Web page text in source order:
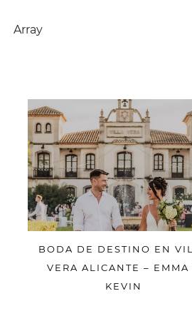
Array
BODA DE DESTINO EN
VERA ALICANTE – EMMA
KEVIN